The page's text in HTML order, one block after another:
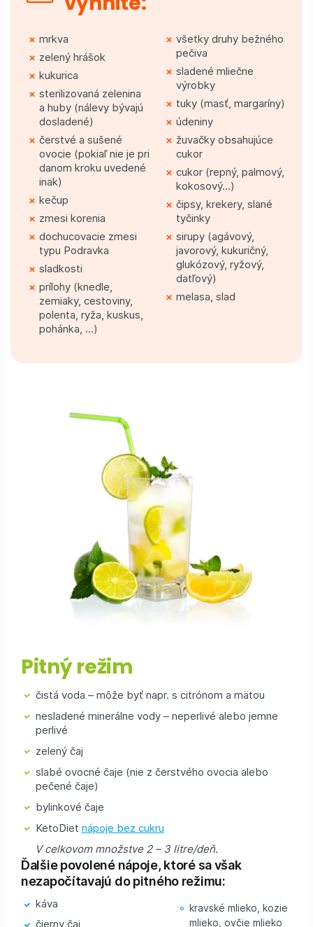
mrkva
zelený hrášok
kukurica
sterilizovaná zelenina
a huby (nálevy bývajú
dosladené)
čerstvé a sušené
ovocie (pokiaľ nie je pri
danom kroku uvedené
inak)
kečup
zmesi korenia
dochucovacie zmesi
typu Podravka
sladkosti
prílohy (knedle,
zemiaky, cestoviny,
polenta, ryža, kuskus,
pohánka, ...)
všetky druhy bežného
pečiva
sladené mliečne
výrobky
tuky (masť, margaríny)
údeniny
žuvačky obsahujúce
cukor
cukor (repný, palmový,
kokosový...)
čipsy, krekery, slané
tyčinky
sirupy (agávový,
javorový, kukuričný,
glukózový, ryžový,
datľový)
melasa, slad
Pitný režim
čistá voda – môže byť napr. s citrónom a mätou
nesladené minerálne vody – neperlivé alebo jemne
perlivé
zelený čaj
slabé ovocné čaje (nie z čerstvého ovocia alebo
pečené čaje)
bylinkové čaje
KetoDiet nápoje bez cukru
V celkovom množstve 2 – 3 litre/deň.
Ďalšie povolené nápoje, ktoré sa však
nezapočítavajú do pitného režimu:
káva
čierny čaj
kravské mlieko, kozie
mlieko, ovčie mlieko